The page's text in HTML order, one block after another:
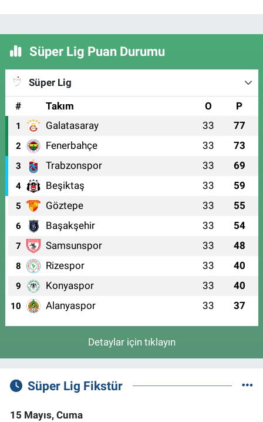
Süper Lig Puan Durumu
Süper Lig
#
Takım O P
1 Galatasaray 33 77
2 Fenerbahçe 33 73
3 Trabzonspor 33 69
4 Beşiktaş 33 59
5 Göztepe 33 55
6 Başakşehir 33 54
7 Samsunspor 33 48
8 Rizespor 33 40
9 Konyaspor 33 40
10 Alanyaspor 33 37
Detaylar için tıklayın
Süper Lig Fikstür
15 Mayıs, Cuma